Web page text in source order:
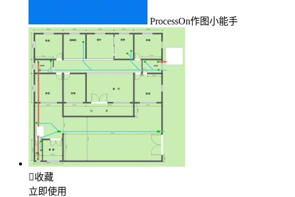
ProcessOn作图小能手
收藏
立即使用